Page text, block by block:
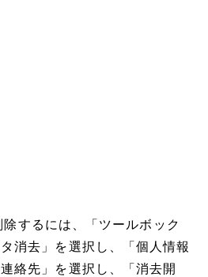
するには、「ツールボック
消去」を選択し、「個人情報
絡先」を選択し、「消去開